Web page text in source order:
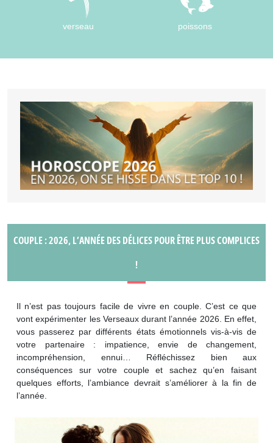
verseau poissons
COUPLE : 2026, L’ANNÉE DES DÉLICES POUR ÊTRE PLUS COMPLICES
!
Il n’est pas toujours facile de vivre en couple. C’est ce que
vont expérimenter les Verseaux durant l’année 2026. En effet,
vous passerez par différents états émotionnels vis-à-vis de
votre partenaire : impatience, envie de changement,
incompréhension, ennui… Réfléchissez bien aux
conséquences sur votre couple et sachez qu’en faisant
quelques efforts, l’ambiance devrait s’améliorer à la fin de
l’année.